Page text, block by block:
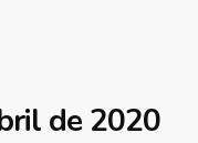
de 2020